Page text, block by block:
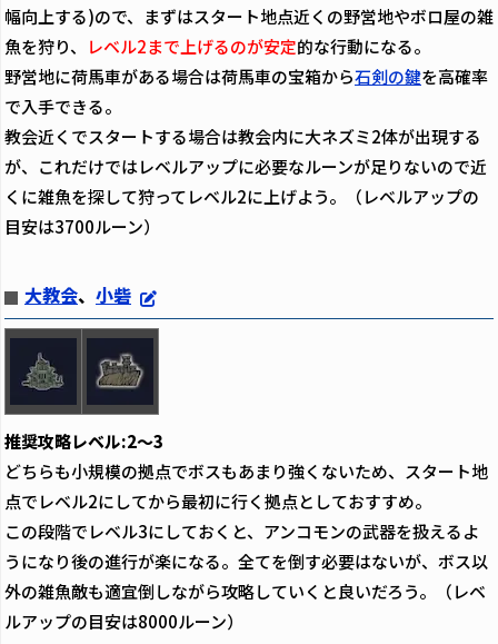
幅向上する)ので、まずはスタート地点近くの野営地やボロ屋の雑
魚を狩り、
レベル2まで上げるのが安定的な行動になる。
野営地に荷馬車がある場合は荷馬車の宝箱から石剣の鍵を高確率
で入手できる。
教会近くでスタートする場合は教会内に大ネズミ2体が出現する
が、これだけではレベルアップに必要なルーンが足りないので近
くに雑魚を探して狩ってレベル2に上げよう。（レベルアップの
目安は3700ルーン）
大教会、 小砦
推奨攻略レベル:2～3
どちらも小規模の拠点でボスもあまり強くないため、スタート地
点でレベル2にしてから最初に行く拠点としておすすめ。
この段階でレベル3にしておくと、アンコモンの武器を扱えるよ
うになり後の進行が楽になる。全てを倒す必要はないが、ボス以
外の雑魚敵も適宜倒しながら攻略していくと良いだろう。（レベ
ルアップの目安は8000ルーン）